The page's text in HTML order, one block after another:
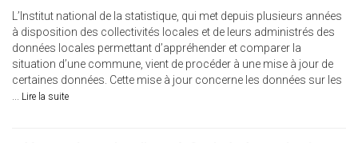
L’Institut national de la statistique, qui met depuis plusieurs années
à disposition des collectivités locales et de leurs administrés des
données locales permettant d’appréhender et comparer la
situation d’une commune, vient de procéder à une mise à jour de
certaines données. Cette mise à jour concerne les données sur les
... Lire la suite